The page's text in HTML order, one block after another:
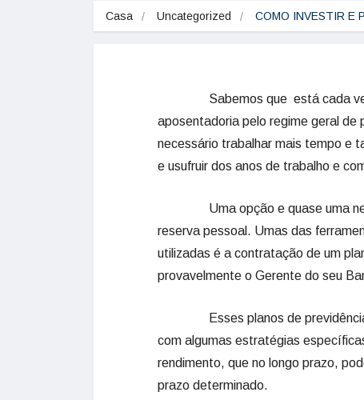
Casa Uncategorized COMO INVESTIR E
Sabemos que está cada vez
aposentadoria pelo regime geral
necessário trabalhar mais tempo e
e usufruir dos anos de trabalho e
Uma opção e quase uma
reserva pessoal. Umas das
utilizadas é a contratação de um
provavelmente o Gerente do seu
Esses planos de previdência
com algumas estratégias
rendimento, que no longo prazo,
prazo determinado.